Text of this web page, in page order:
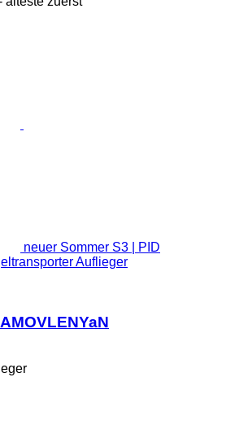
neuer Sommer S3 | PID
Auflieger